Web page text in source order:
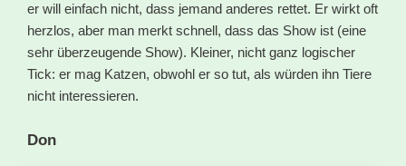
er will einfach nicht, dass jemand anderes rettet. Er wirkt oft
herzlos, aber man merkt schnell, dass das Show ist (eine
sehr überzeugende Show). Kleiner, nicht ganz logischer
Tick: er mag Katzen, obwohl er so tut, als würden ihn Tiere
nicht interessieren.
Don